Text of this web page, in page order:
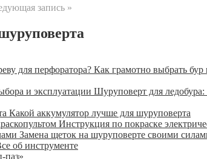
запись »
Как грамотно выбрать бур
Шуруповерт для
Какой аккумулятор лучше для шуруповерта
Инструкция по покраске
Замена щеток на шуруповерте своими
об инструменте